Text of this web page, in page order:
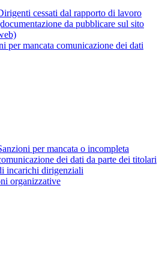
cessati dal rapporto di lavoro
da pubblicare sul sito
per mancata comunicazione dei dati
per mancata o incompleta
dei dati da parte dei titolari
incarichi dirigenziali
organizzative